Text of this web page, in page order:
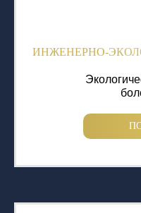
ИНЖЕНЕРНО-